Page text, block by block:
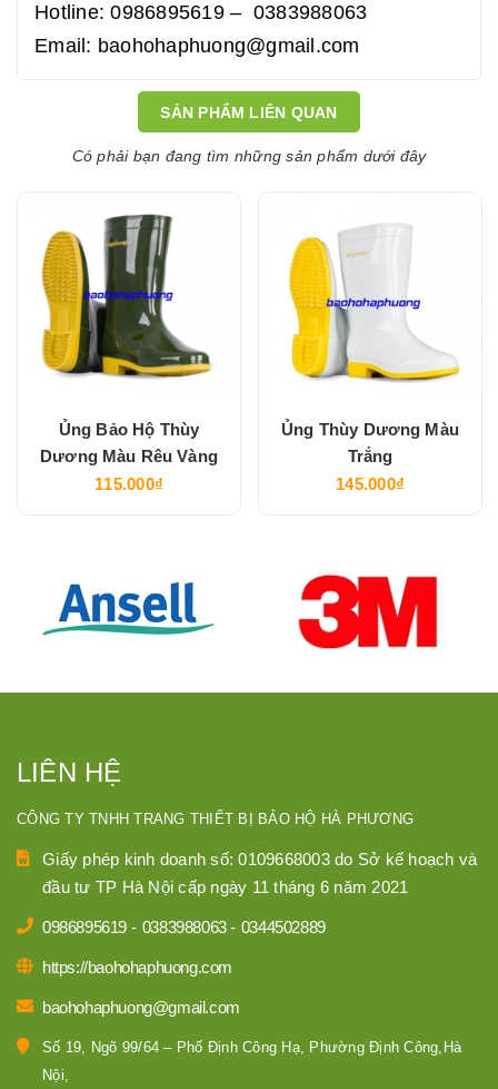
Hotline: 0986895619 – 0383988063
Email: baohohaphuong@gmail.com
SẢN PHẨM LIÊN QUAN
Có phải bạn đang tìm những sản phẩm dưới đây
Ủng Bảo Hộ Thùy
Dương Màu Rêu Vàng
115.000₫
Ủng Thùy Dương Màu
Trắng
145.000₫
LIÊN HỆ
CÔNG TY TNHH TRANG THIẾT BỊ BẢO HỘ HÀ PHƯƠNG
Giấy phép kinh doanh số: 0109668003 do Sở kế hoạch và
đầu tư TP Hà Nội cấp ngày 11 tháng 6 năm 2021
0986895619 - 0383988063- 0344502889
https://baohohaphuong.com
baohohaphuong@gmail.com
Số 19, Ngõ 99/64 – Phố Định Công Hạ, Phường Định Công,Hà
Nội,